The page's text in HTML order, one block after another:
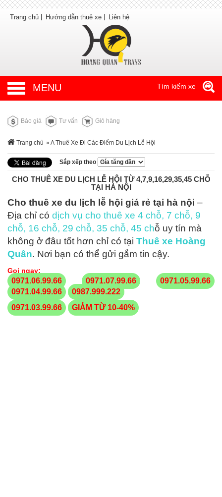
Trang chủ Hướng dẫn thuê xe Liên hệ
MENU Tìm kiếm xe
Báo giá Tư vấn Giỏ hàng
Trang chủ » A Thuê Xe Đi Các Điểm Du Lịch Lễ Hội
Sắp xếp theo
CHO THUÊ XE DU LỊCH LỄ HỘI TỪ 4,7,9,16,29,35,45 CHỖ
TẠI HÀ NỘI
Cho thuê xe du lịch lễ hội giá rẻ tại hà nội –
Địa chỉ có dịch vụ cho thuê xe 4 chỗ, 7 chỗ, 9
chỗ, 16 chỗ, 29 chỗ, 35 chỗ, 45 chỗ uy tín mà
không ở đâu tốt hơn chỉ có tại Thuê xe Hoàng
Quân. Nơi bạn có thể gửi gắm tin cậy.
Gọi ngay:
0971.06.99.66 0971.07.99.66
0971.05.99.66
0971.04.99.66
0987.999.222
0971.03.99.66
GIẢM TỪ 10-40%